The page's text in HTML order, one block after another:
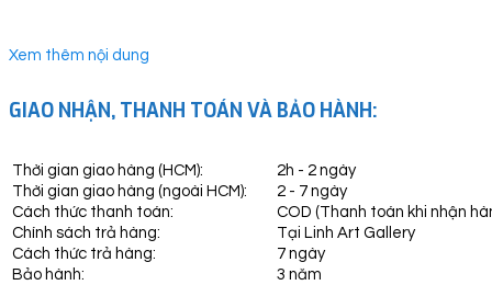
Xem thêm nội dung
GIAO NHẬN, THANH TOÁN VÀ BẢO HÀNH:
Thời gian giao hàng (HCM):
2h - 2 ngày
Thời gian giao hàng (ngoài HCM):
2 - 7 ngày
Cách thức thanh toán:
COD (Thanh toán khi nhận
Chính sách trả hàng:
Tại Linh Art Gallery
Cách thức trả hàng:
7 ngày
Bảo hành:
3 năm